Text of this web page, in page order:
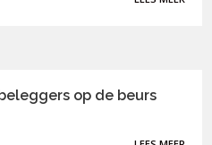
op de beurs